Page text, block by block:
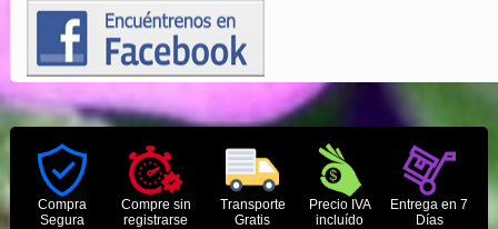
Compra
Segura
Compre sin
registrarse
Transporte
Gratis
Precio IVA
incluído
Entrega en 7
Días